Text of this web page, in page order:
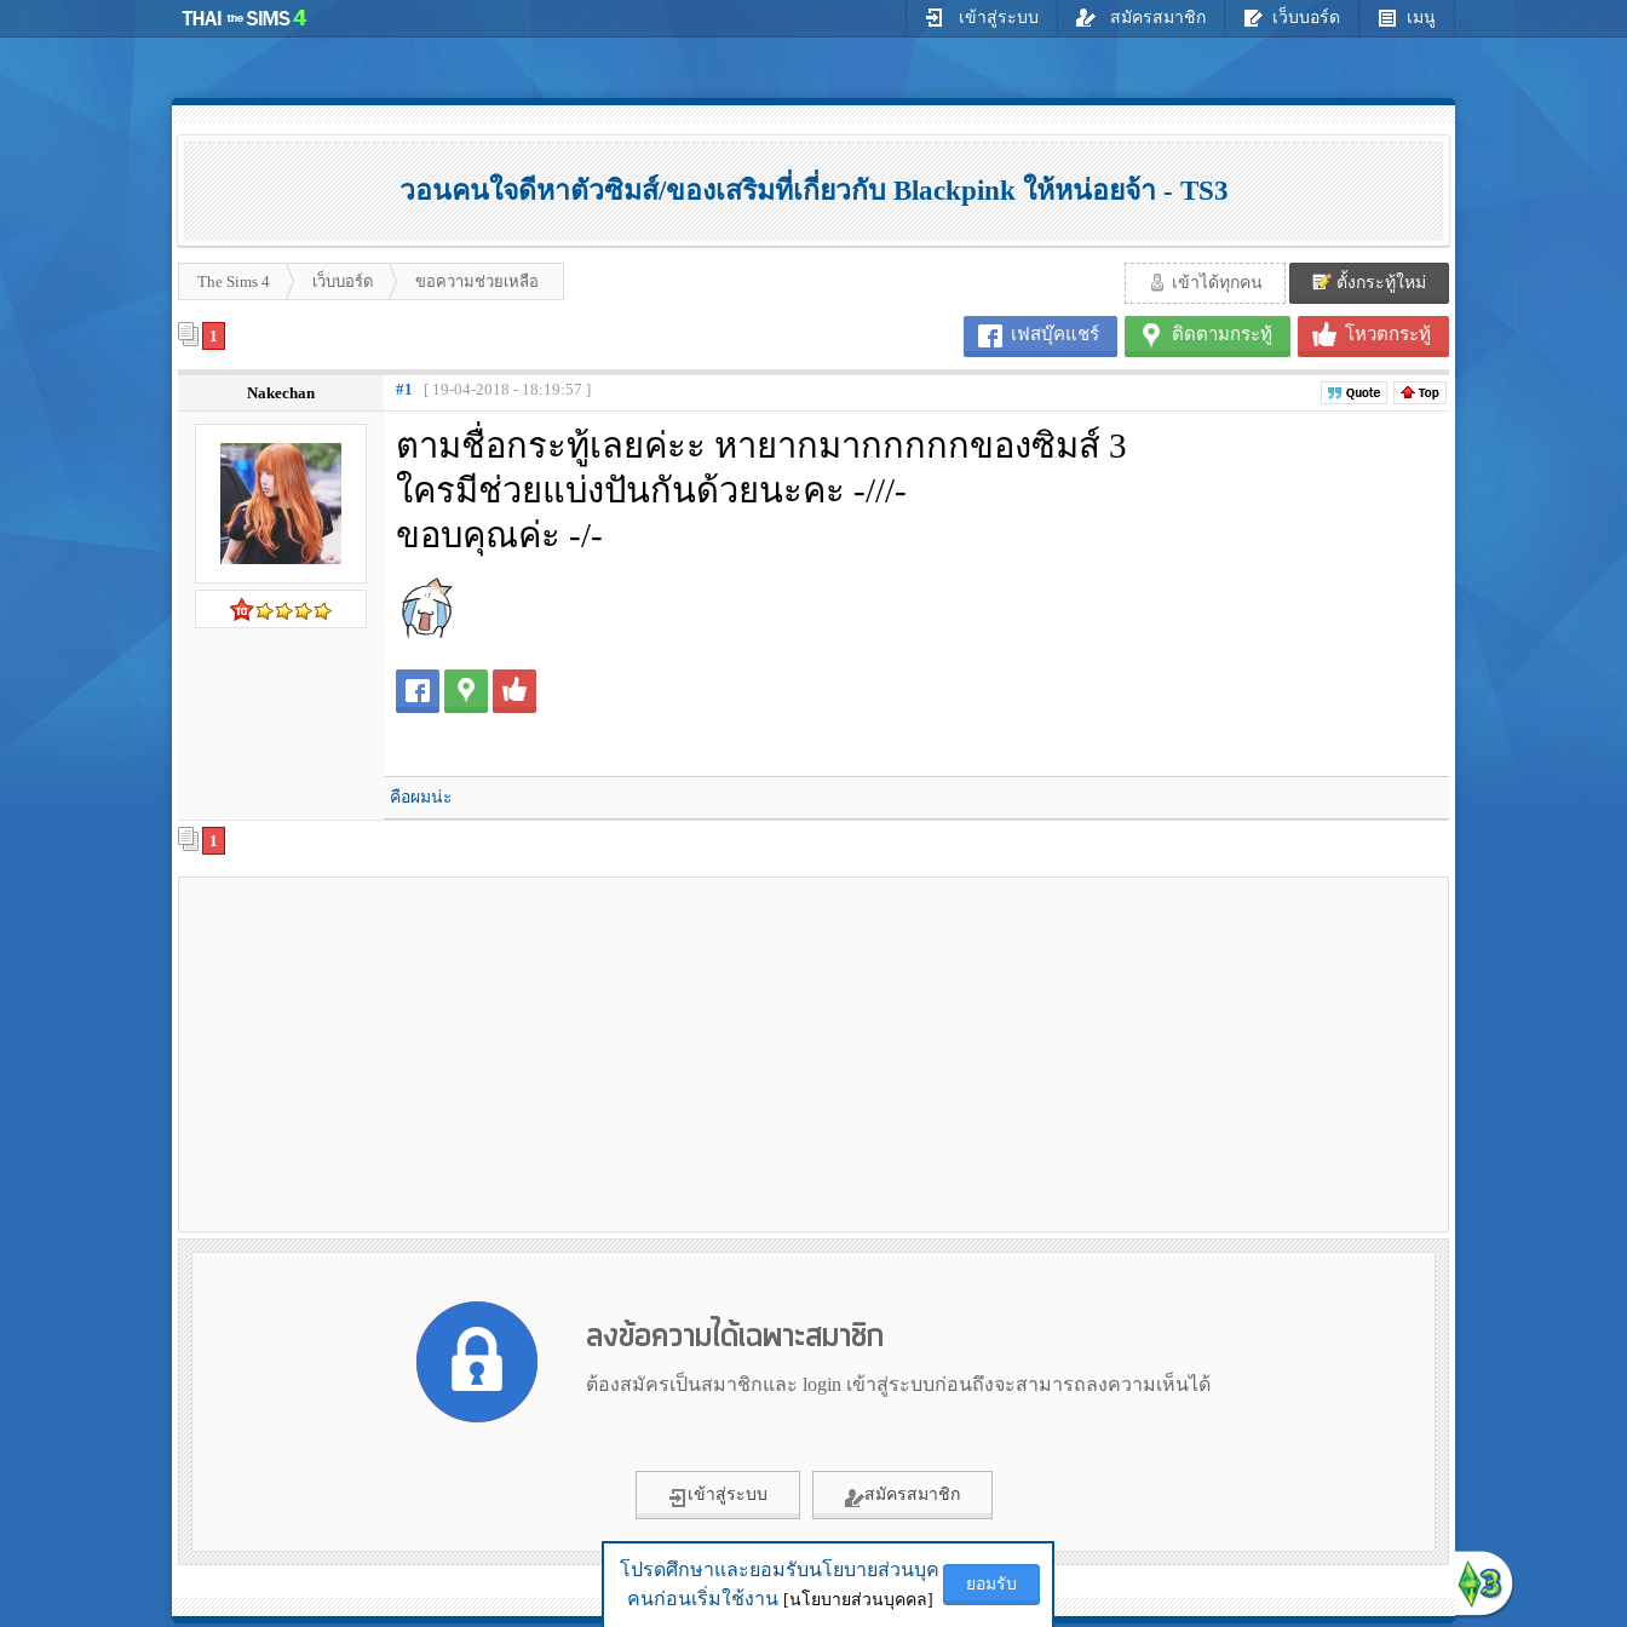
โปรดศึกษาและยอมรับนโยบายส่วนบุค
คนก่อนเริ่มใช้งาน [นโยบายส่วนบุคคล]
ยอมรับ
เข้าสู่ระบบ สมัครสมาชิก เว็บบอร์ด เมนู
วอนคนใจดีหาตัวซิมส์/ของเสริมที่เกี่ยวกับ Blackpink ให้หน่อยจ้า - TS3
The Sims 4 เว็บบอร์ด ขอความช่วยเหลือ เข้าได้ทุกคน ตั้งกระทู้ใหม่
เฟสบุ๊คแชร์ ติดตามกระทู้ โหวตกระทู้
1
Nakechan #1 [ 19-04-2018 - 18:19:57 ]
ตามชื่อกระทู้เลยค่ะะ หายากมากกกกกของซิมส์ 3
ใครมีช่วยแบ่งปันกันด้วยนะคะ -///-
ขอบคุณค่ะ -/-
คือผมน่ะ
1
ลงข้อความได้เฉพาะสมาชิก
ต้องสมัครเป็นสมาชิกและ login เข้าสู่ระบบก่อนถึงจะสามารถลงความเห็นได้
เข้าสู่ระบบ สมัครสมาชิก
ข้อมูลเมื่อ 29th July 2026 01:05
โปรดศึกษาและยอมรับนโยบายส่วนบุค
คนก่อนเริ่มใช้งาน [นโยบายส่วนบุคคล]
ยอมรับ